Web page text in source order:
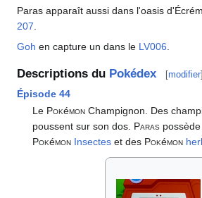
Paras apparaît aussi dans l'oasis
207
Goh en capture un dans le LV006
Descriptions du Pokédex [modifier]
Épisode 44
Le Pokémon Champignon. Des
poussent sur son dos. Paras
Pokémon Insectes et des Pokémon